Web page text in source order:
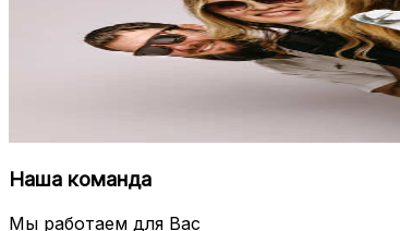
Наша команда
Мы работаем для Вас